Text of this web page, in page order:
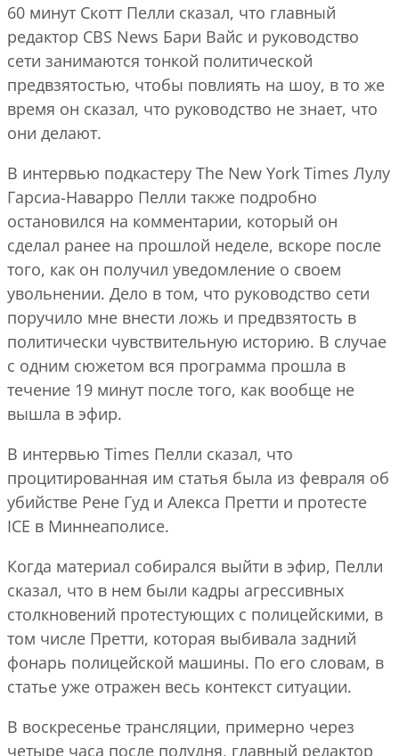
60 минут Скотт Пелли сказал, что главный
редактор CBS News Бари Вайс и руководство
сети занимаются тонкой политической
предвзятостью, чтобы повлиять на шоу, в то же
время он сказал, что руководство не знает, что
они делают.
В интервью подкастеру The New York Times Лулу
Гарсиа-Наварро Пелли также подробно
остановился на комментарии, который он
сделал ранее на прошлой неделе, вскоре после
того, как он получил уведомление о своем
увольнении. Дело в том, что руководство сети
поручило мне внести ложь и предвзятость в
политически чувствительную историю. В случае
с одним сюжетом вся программа прошла в
течение 19 минут после того, как вообще не
вышла в эфир.
В интервью Times Пелли сказал, что
процитированная им статья была из февраля об
убийстве Рене Гуд и Алекса Претти и протесте
ICE в Миннеаполисе.
Когда материал собирался выйти в эфир, Пелли
сказал, что в нем были кадры агрессивных
столкновений протестующих с полицейскими, в
том числе Претти, которая выбивала задний
фонарь полицейской машины. По его словам, в
статье уже отражен весь контекст ситуации.
В воскресенье трансляции, примерно через
четыре часа после полудня, главный редактор